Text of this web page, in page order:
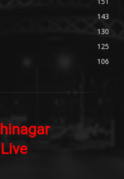
143
130
125
106